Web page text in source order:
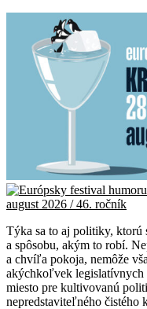
Týka sa to aj politiky, ktorú
a spôsobu, akým to robí.
a chvíľa pokoja, nemôže
akýchkoľvek legislatívnych
miesto pre kultivovanú
nepredstaviteľného čistého